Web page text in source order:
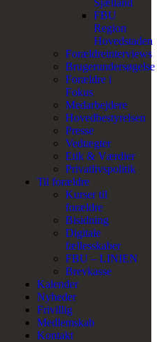
Sjælland
FBU
Region
Hovedstaden
Forældreinterviews
Brugerundersøgelse
Forældre i
Fokus
Medarbejdere
Hovedbestyrelsen
Presse
Vedtægter
Etik & Værdier
Privatlivspolitik
Til forældre
Kurser til
forældre
Bisidning
Digitale
fællesskaber
FBU – LINIEN
Brevkasse
Kalender
Nyheder
Frivillig
Medlemskab
Kontakt